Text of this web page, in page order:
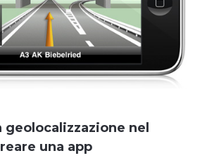
nel
una app